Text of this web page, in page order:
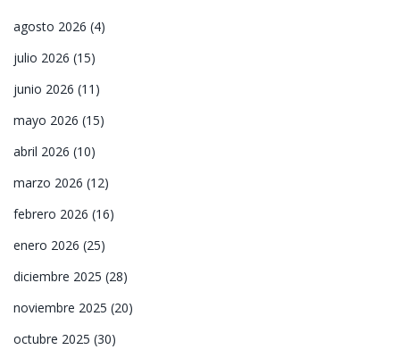
agosto 2026 (4)
julio 2026 (15)
junio 2026 (11)
mayo 2026 (15)
abril 2026 (10)
marzo 2026 (12)
febrero 2026 (16)
enero 2026 (25)
diciembre 2025 (28)
noviembre 2025 (20)
octubre 2025 (30)